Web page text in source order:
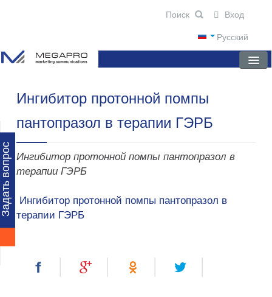
вопрос
Русский
Вход
ГЛАВНАЯ
О КОМПАНИИ
НОВОСТИ
ПРЕПАРАТЫ
ПАРТНЕРЫ
Ингибитор протонной помпы
пантопразол в терапии ГЭРБ
Ингибитор протонной помпы пантопразол в
терапии ГЭРБ
Ингибитор протонной помпы пантопразол в
терапии ГЭРБ